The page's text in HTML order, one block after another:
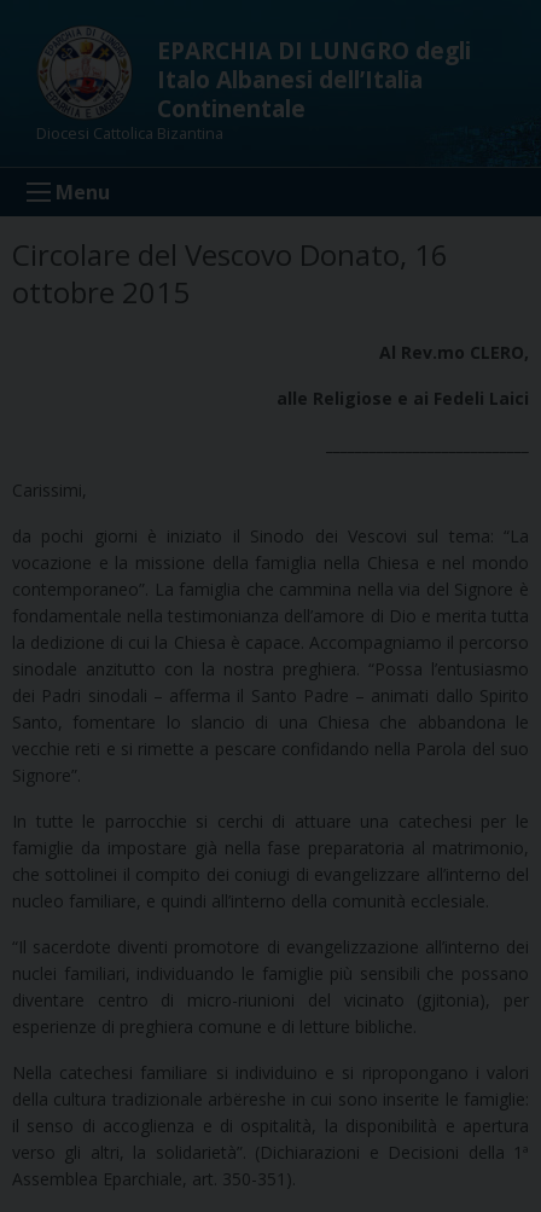
content
EPARCHIA DI LUNGRO degli
Italo Albanesi dell’Italia
Continentale
Diocesi Cattolica Bizantina
Menu
Circolare del Vescovo Donato, 16
ottobre 2015
Al Rev.mo CLERO,
alle Religiose e ai Fedeli Laici
Carissimi,
da pochi giorni è iniziato il Sinodo dei Vescovi sul tema: “La
vocazione e la missione della famiglia nella Chiesa e nel mondo
contemporaneo”. La famiglia che cammina nella via del Signore è
fondamentale nella testimonianza dell’amore di Dio e merita tutta
la dedizione di cui la Chiesa è capace. Accompagniamo il percorso
sinodale anzitutto con la nostra preghiera. “Possa l’entusiasmo
dei Padri sinodali – afferma il Santo Padre – animati dallo Spirito
Santo, fomentare lo slancio di una Chiesa che abbandona le
vecchie reti e si rimette a pescare confidando nella Parola del suo
Signore”.
In tutte le parrocchie si cerchi di attuare una catechesi per le
famiglie da impostare già nella fase preparatoria al matrimonio,
che sottolinei il compito dei coniugi di evangelizzare all’interno del
nucleo familiare, e quindi all’interno della comunità ecclesiale.
“Il sacerdote diventi promotore di evangelizzazione all’interno dei
nuclei familiari, individuando le famiglie più sensibili che possano
diventare centro di micro-riunioni del vicinato (gjitonia), per
esperienze di preghiera comune e di letture bibliche.
Nella catechesi familiare si individuino e si ripropongano i valori
della cultura tradizionale arbëreshe in cui sono inserite le famiglie:
il senso di accoglienza e di ospitalità, la disponibilità e apertura
verso gli altri, la solidarietà”. (Dichiarazioni e Decisioni della 1ª
Assemblea Eparchiale, art. 350-351).